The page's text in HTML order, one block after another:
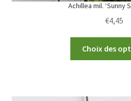
Achillea mil. ‘Sunny
€4,45
Choix des